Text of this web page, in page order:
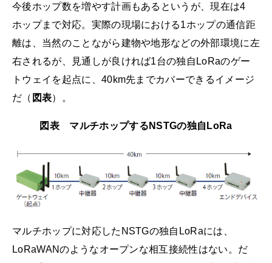
今後ホップ数を増やす計画もあるというが、現在は4
ホップまで対応。実際の現場における1ホップの通信距
離は、当然のことながら建物や地形などの外部環境に左
右されるが、見通しが良ければ1台の独自LoRaのゲー
トウェイを起点に、40km先までカバーできるイメージ
だ（ 図表）。
図表 マルチホップするNSTGの独自LoRa
マルチホップに対応したNSTGの独自LoRaには、
LoRaWANのようなオープンな相互接続性はない。だ